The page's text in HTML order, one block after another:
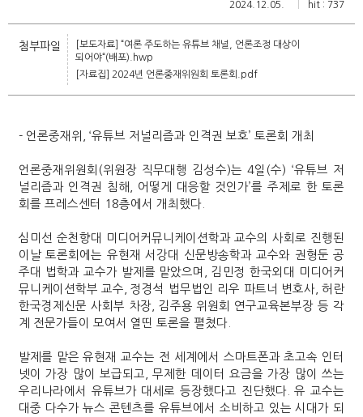
2024.12.05. hit : 737
첨부파일
[보도자료] “여론 주도하는 유튜브 채널, 언론조정 대상이
되어야“(배포).hwp
[자료집] 2024년 언론중재위원회 토론회.pdf
- 언론중재위, ‘유튜브 저널리즘과 인격권 보호’ 토론회 개최
언론중재위원회(위원장 직무대행 김성수)는 4일(수) ‘유튜브 저
널리즘과 인격권 침해, 어떻게 대응할 것인가’를 주제로 한 토론
회를 프레스센터 18층에서 개최했다.
심미선 순천향대 미디어커뮤니케이션학과 교수의 사회로 진행된
이날 토론회에는 유현재 서강대 신문방송학과 교수와 권형둔 공
주대 법학과 교수가 발제를 맡았으며, 김민정 한국외대 미디어커
뮤니케이션학부 교수, 정경석 법무법인 리우 파트너 변호사, 허란
한국경제신문 사회부 차장, 김주용 위원회 연구교육본부장 등 각
계 전문가들이 모여서 열띤 토론을 펼쳤다.
발제를 맡은 유현재 교수는 전 세계에서 스마트폰과 초고속 인터
넷이 가장 많이 보급되고, 무제한 데이터 요금을 가장 많이 쓰는
우리나라에서 유튜브가 대세로 등장했다고 진단했다. 유 교수는
대중 다수가 뉴스 콘텐츠를 유튜브에서 소비하고 있는 시대가 되